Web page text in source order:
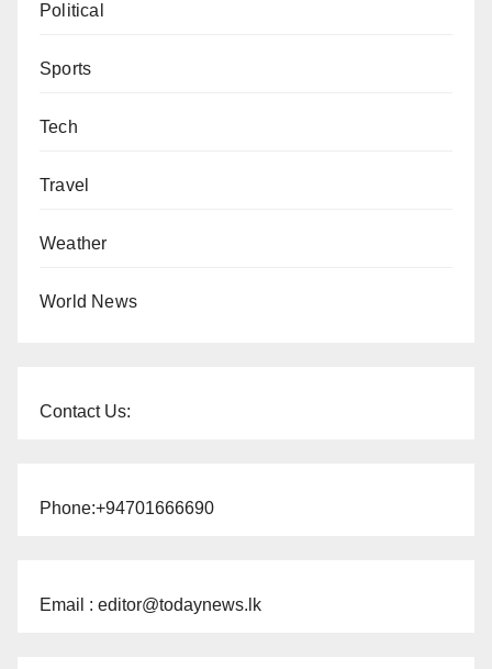
Political
Sports
Tech
Travel
Weather
World News
Contact Us:
Phone:+94701666690
Email : editor@todaynews.lk